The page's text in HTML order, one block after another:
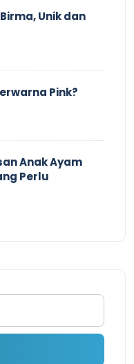
Unik dan
Pink?
Anak Ayam
Perlu